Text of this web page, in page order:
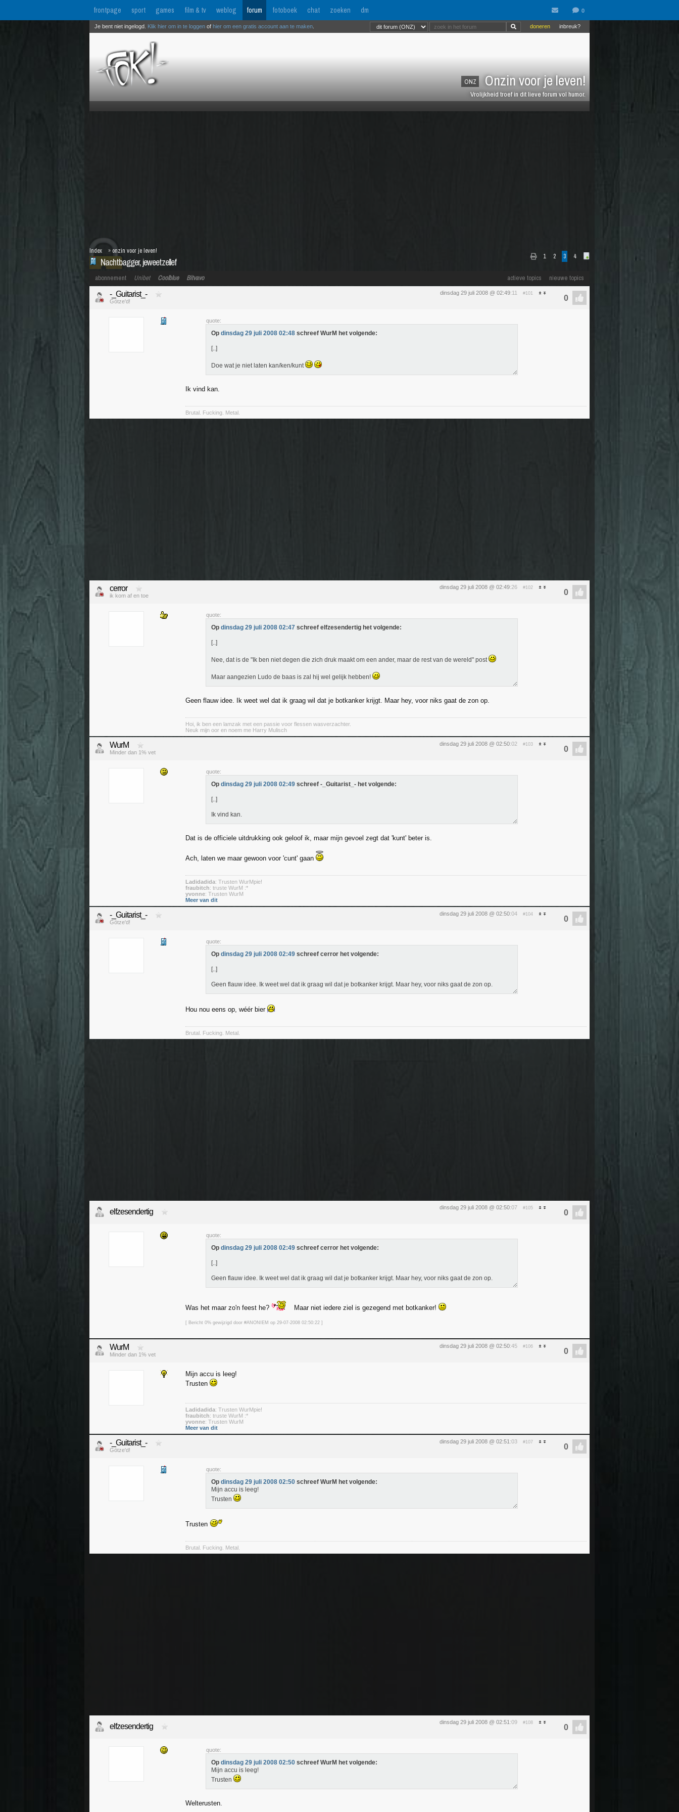
frontpage sport games film & tv weblog forum fotoboek chat zoeken dm
ONZ Onzin voor je leven!
Vrolijkheid troef in dit lieve forum vol humor.
inbreuk?
doneren
Je bent niet ingelogd. Klik hier om in te loggen of hier om een gratis account aan te maken
1 2 3 4
Nachtbagger, jeweetzellef
Index » onzin voor je leven!
actieve topics nieuwe topics
abonnement Unibet Coolblue Bitvavo
dinsdag 29 juli 2008 @ 02:49:11 #101
-_Guitarist_-
Götze'd!
quote:
Op dinsdag 29 juli 2008 02:48 schreef WurM het volgende:
[..]
Doe wat je niet laten kan/ken/kunt
Ik vind kan.
Brutal. Fucking. Metal.
dinsdag 29 juli 2008 @ 02:49:26 #102
cerror
ik kom af en toe
quote:
Op dinsdag 29 juli 2008 02:47 schreef elfzesendertig het volgende:
[..]
Nee, dat is de "Ik ben niet degen die zich druk maakt om een ander, maar de rest van de wereld" post
Maar aangezien Ludo de baas is zal hij wel gelijk hebben!
Geen flauw idee. Ik weet wel dat ik graag wil dat je botkanker krijgt. Maar hey, voor niks gaat de zon op.
Hoi, ik ben een lamzak met een passie voor flessen wasverzachter.
Neuk mijn oor en noem me Harry Mulisch
dinsdag 29 juli 2008 @ 02:50:02 #103
WurM
Minder dan 1% vet
quote:
Op dinsdag 29 juli 2008 02:49 schreef -_Guitarist_- het volgende:
[..]
Ik vind kan.
Dat is de officiele uitdrukking ook geloof ik, maar mijn gevoel zegt dat 'kunt' beter is.
Ach, laten we maar gewoon voor 'cunt' gaan
Ladidadida: Trusten WurMpie!
fraubitch: truste WurM :*
yvonne: Trusten WurM
Meer van dit
dinsdag 29 juli 2008 @ 02:50:04 #104
-_Guitarist_-
Götze'd!
quote:
Op dinsdag 29 juli 2008 02:49 schreef cerror het volgende:
[..]
Geen flauw idee. Ik weet wel dat ik graag wil dat je botkanker krijgt. Maar hey, voor niks gaat de zon op.
Hou nou eens op, wéér bier
Brutal. Fucking. Metal.
dinsdag 29 juli 2008 @ 02:50:07 #105
elfzesendertig
quote:
Op dinsdag 29 juli 2008 02:49 schreef cerror het volgende:
[..]
Geen flauw idee. Ik weet wel dat ik graag wil dat je botkanker krijgt. Maar hey, voor niks gaat de zon op.
Was het maar zo'n feest he? Maar niet iedere ziel is gezegend met botkanker!
[ Bericht 0% gewijzigd door #ANONIEM op 29-07-2008 02:50:22 ]
dinsdag 29 juli 2008 @ 02:50:45 #106
WurM
Minder dan 1% vet
Mijn accu is leeg!
Trusten
Ladidadida: Trusten WurMpie!
fraubitch: truste WurM :*
yvonne: Trusten WurM
Meer van dit
dinsdag 29 juli 2008 @ 02:51 :03 #107
-_Guitarist_-
Götze'd!
quote:
Op dinsdag 29 juli 2008 02:50 schreef WurM het volgende:
Mijn accu is leeg!
Trusten
Trusten
Brutal. Fucking. Metal.
dinsdag 29 juli 2008 @ 02:51 :09 #108
elfzesendertig
quote:
Op dinsdag 29 juli 2008 02:50 schreef WurM het volgende:
Mijn accu is leeg!
Trusten
Welterusten.